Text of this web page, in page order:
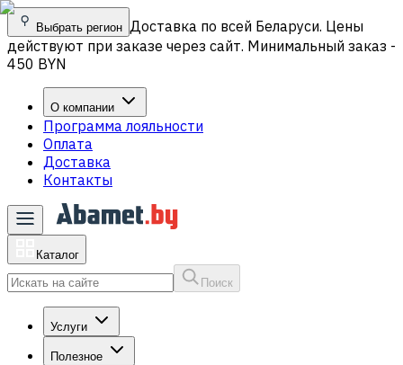
Выбрать регион Доставка по всей Беларуси. Цены
действуют при заказе через сайт. Минимальный заказ -
450 BYN
О компании
Программа лояльности
Оплата
Доставка
Контакты
Каталог
Поиск
Услуги
Полезное